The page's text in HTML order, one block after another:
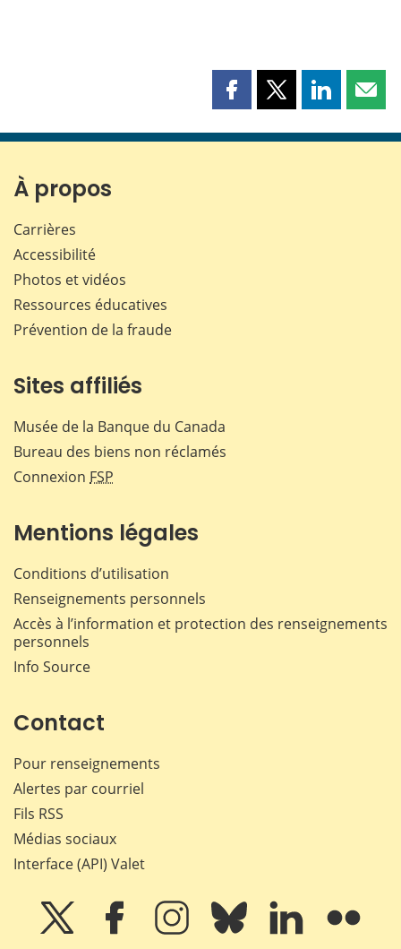
Partager
page
Partager
page
Partager
page page
À propos
Carrières
Accessibilité
Photos et vidéos
Ressources éducatives
Prévention de la fraude
Sites affiliés
Musée de la Banque du Canada
Bureau des biens non réclamés
Connexion FSP
Mentions légales
Conditions d’utilisation
Renseignements personnels
Accès à l’information et protection des renseignements
personnels
Info Source
Contact
Pour renseignements
Alertes par courriel
Fils RSS
Médias sociaux
Interface (API) Valet